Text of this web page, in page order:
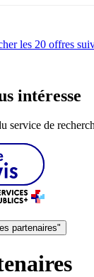
les 20 offres
intéresse
service de
partenaires"